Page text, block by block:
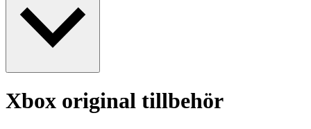
Xbox original tillbehör